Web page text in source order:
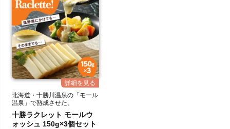
北海道・十勝川温泉の「モール
温泉」で熟成させた、
深いコクとまろやかさが特徴の
チーズです！
十勝ラクレット モールウ
ォッシュ 150g×3個セット